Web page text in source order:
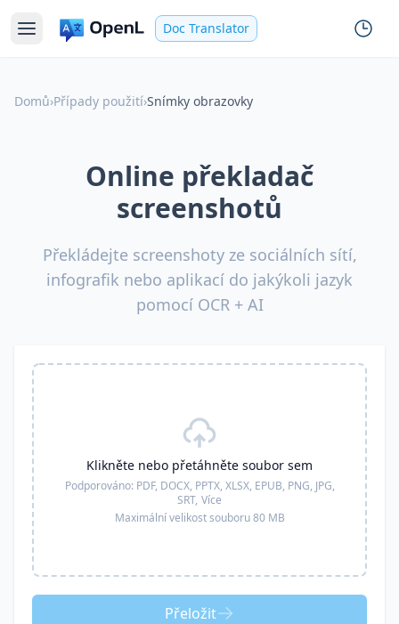
Doc Translator
Domů›Případy použití›Snímky obrazovky
Online překladač
screenshotů
Překládejte screenshoty ze sociálních sítí,
infografik nebo aplikací do jakýkoli jazyk
pomocí OCR + AI
Klikněte nebo přetáhněte soubor sem
Podporováno: PDF, DOCX, PPTX, XLSX, EPUB, PNG, JPG,
SRT, Více
Maximální velikost souboru 80 MB
Přeložit